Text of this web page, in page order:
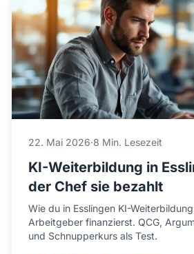
22. Mai 2026·8 Min. Lesezeit
KI-Weiterbildung in
der Chef sie bezahlt
Wie du in Esslingen KI-
Arbeitgeber finanzierst. QCG,
und Schnupperkurs als Test.